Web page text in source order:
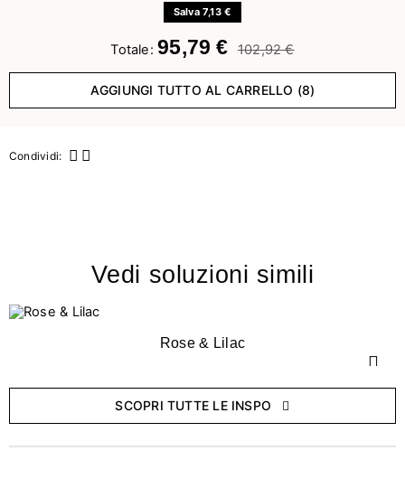
Salva 7,13 €
Totale:95,79 € 102,92 €
AGGIUNGI TUTTO AL CARRELLO (8)
Condividi:
Vedi soluzioni simili
Rose & Lilac
SCOPRI TUTTE LE INSPO